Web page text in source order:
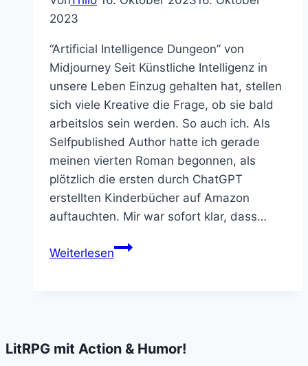
2023
“Artificial Intelligence Dungeon” von
Midjourney Seit Künstliche Intelligenz in
unsere Leben Einzug gehalten hat, stellen
sich viele Kreative die Frage, ob sie bald
arbeitslos sein werden. So auch ich. Als
Selfpublished Author hatte ich gerade
meinen vierten Roman begonnen, als
plötzlich die ersten durch ChatGPT
erstellten Kinderbücher auf Amazon
auftauchten. Mir war sofort klar, dass…
WeiterlesenAI
Zukunft?
LitRPG mit Action & Humor!